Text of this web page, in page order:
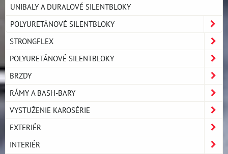
UNIBALY A DURALOVÉ SILENTBLOKY
POLYURETÁNOVÉ SILENTBLOKY
STRONGFLEX
POLYURETÁNOVÉ SILENTBLOKY
BRZDY
RÁMY A BASH-BARY
VYSTUŽENIE KAROSÉRIE
EXTERIÉR
INTERIÉR